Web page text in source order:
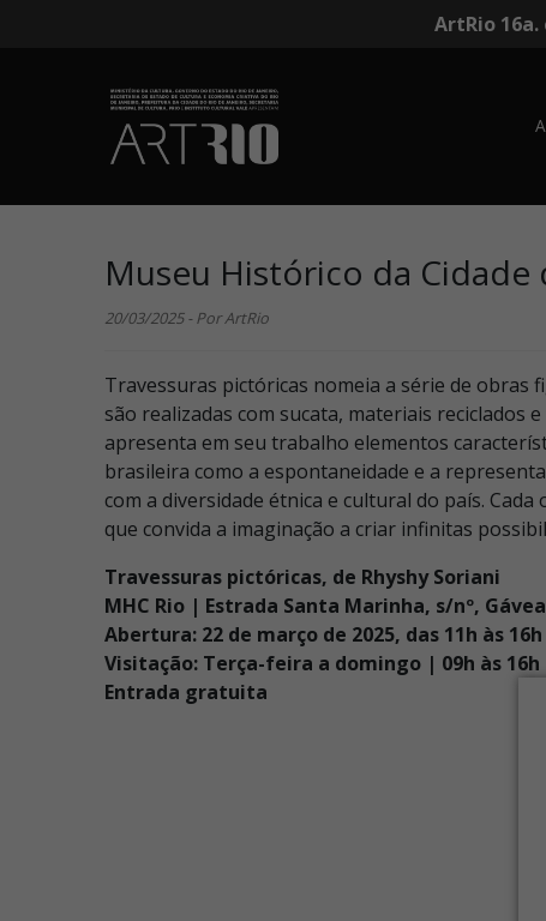
ArtRio 16a.
Museu Histórico da Cidade
20/03/2025 - Por ArtRio
Travessuras pictóricas nomeia a série de obras
são realizadas com sucata, materiais reciclados
apresenta em seu trabalho elementos
brasileira como a espontaneidade e a
com a diversidade étnica e cultural do país.
que convida a imaginação a criar infinitas
Travessuras pictóricas, de Rhyshy Soriani
MHC Rio | Estrada Santa Marinha, s/nº,
Abertura: 22 de março de 2025, das 11h às 16h
Visitação: Terça-feira a domingo | 09h às 16h
Entrada gratuita